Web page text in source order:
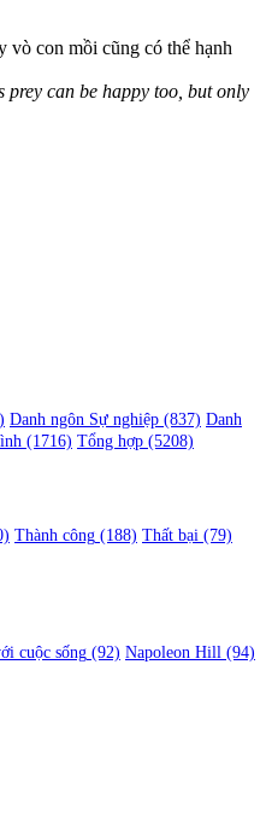
vò con mồi cũng có thể hạnh
prey can be happy too, but only
Danh ngôn Sự nghiệp (837) Danh
(1716) Tổng hợp (5208)
Thành công (188) Thất bại (79)
cuộc sống (92) Napoleon Hill (94)